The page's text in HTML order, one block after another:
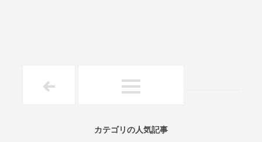
カテゴリの人気記事